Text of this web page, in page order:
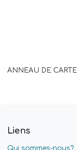
ANNEAU DE
Liens
Qui sommes-nous?